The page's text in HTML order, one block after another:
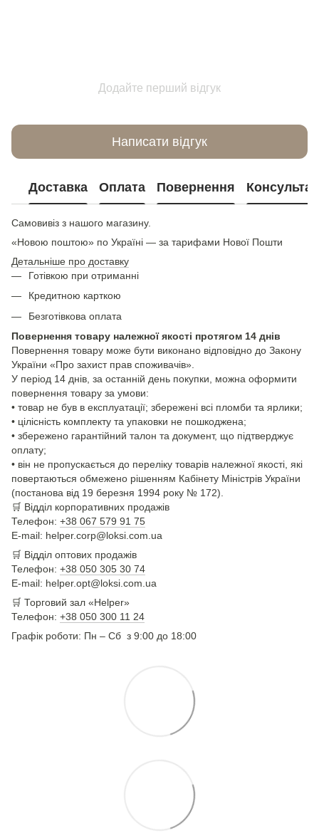
Додайте перший відгук
Написати відгук
Доставка Оплата Повернення
Самовивіз з нашого магазину.
«Новою поштою» по Україні — за тарифами Нової Пошти
Детальніше про доставку
Готівкою при отриманні
Кредитною карткою
Безготівкова оплата
Повернення товару належної якості протягом 14 днів
Повернення товару може бути виконано відповідно до Закону
України «Про захист прав споживачів».
У період 14 днів, за останній день покупки, можна оформити
повернення товару за умови:
• товар не був в експлуатації; збережені всі пломби та ярлики;
• цілісність комплекту та упаковки не пошкоджена;
• збережено гарантійний талон та документ, що підтверджує
оплату;
• він не пропускається до переліку товарів належної якості, які
повертаються обмежено рішенням Кабінету Міністрів України
(постанова від 19 березня 1994 року № 172).
🛒 Відділ корпоративних продажів
Телефон: +38 067 579 91 75
E-mail: helper.corp@loksi.com.ua
🛒 Відділ оптових продажів
Телефон: +38 050 305 30 74
E-mail: helper.opt@loksi.com.ua
🛒 Торговий зал «Helper»
Телефон: +38 050 300 11 24
Графік роботи: Пн – Сб з 9:00 до 18:00